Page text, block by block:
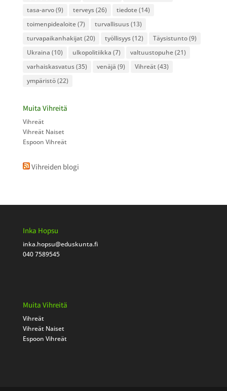
tasa-arvo(9) terveys(26) tiedote(14)
toimenpidealoite(7) turvallisuus(13)
turvapaikanhakijat (20) työllisyys(12) Täysistunto(9)
Ukraina (10) ulkopolitiikka (7) valtuustopuhe(21)
varhaiskasvatus(35) venäjä (9) Vihreät (43)
ympäristö(22)
Muita Vihreitä
Vihreät
Vihreät Naiset
Espoon Vihreät
Vihreiden blogi
Inka Hopsu
inka.hopsu@eduskunta.fi
040 7589545
Muita Vihreitä
Vihreät
Vihreät Naiset
Espoon Vihreät